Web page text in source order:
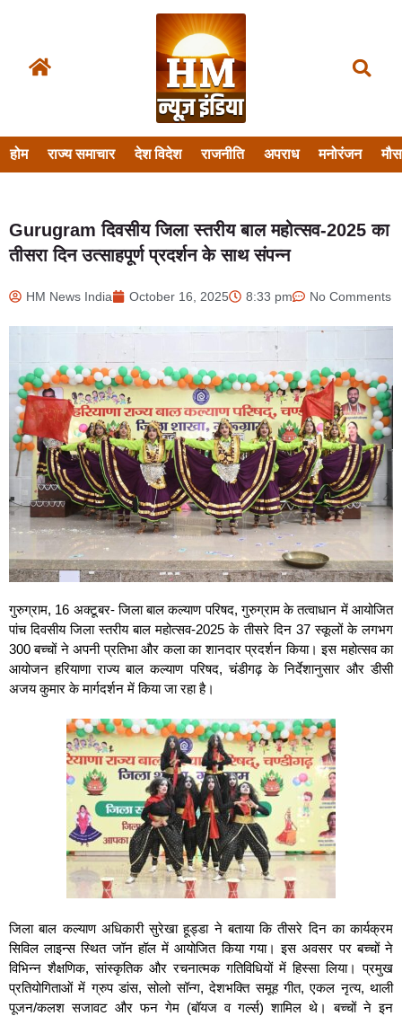
होम राज्य समाचार देश विदेश राजनीति अपराध मनोरंजन
Gurugram दिवसीय जिला स्तरीय बाल महोत्सव-2025 का
तीसरा दिन उत्साहपूर्ण प्रदर्शन के साथ संपन्न
HM News India October 16, 2025 8:33 pm No Comments
गुरुग्राम, 16 अक्टूबर- जिला बाल कल्याण परिषद, गुरुग्राम के तत्वाधान में आयोजित
पांच दिवसीय जिला स्तरीय बाल महोत्सव-2025 के तीसरे दिन 37 स्कूलों के लगभग
300 बच्चों ने अपनी प्रतिभा और कला का शानदार प्रदर्शन किया। इस महोत्सव का
आयोजन हरियाणा राज्य बाल कल्याण परिषद, चंडीगढ़ के निर्देशानुसार और डीसी
अजय कुमार के मार्गदर्शन में किया जा रहा है।
जिला बाल कल्याण अधिकारी सुरेखा हूड्डा ने बताया कि तीसरे दिन का कार्यक्रम
सिविल लाइन्स स्थित जॉन हॉल में आयोजित किया गया। इस अवसर पर बच्चों ने
विभिन्न शैक्षणिक, सांस्कृतिक और रचनात्मक गतिविधियों में हिस्सा लिया। प्रमुख
प्रतियोगिताओं में ग्रुप डांस, सोलो सॉन्ग, देशभक्ति समूह गीत, एकल नृत्य, थाली
पूजन/कलश सजावट और फन गेम (बॉयज व गर्ल्स) शामिल थे। बच्चों ने इन